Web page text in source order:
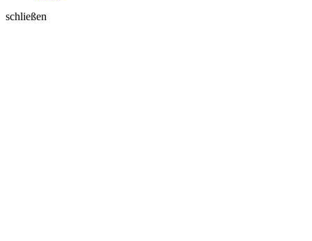
schließen